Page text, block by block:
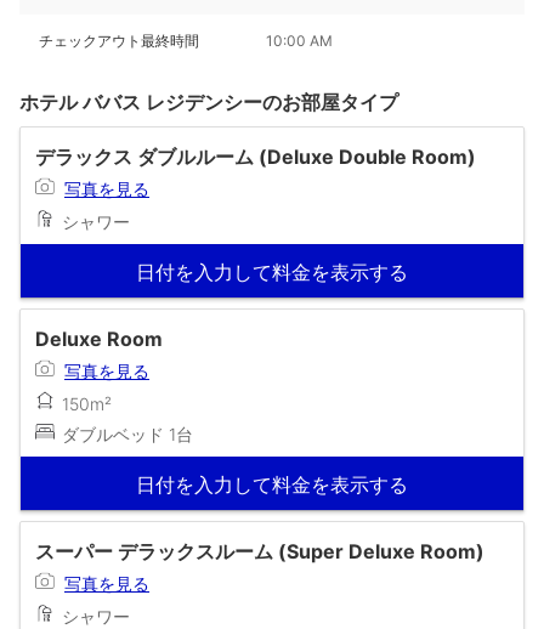
チェックアウト最終時間 10:00 AM
ホテル ババス レジデンシーのお部屋タイプ
デラックス ダブルルーム (Deluxe Double Room)
写真を見る
シャワー
日付を入力して料金を表示する
Deluxe Room
写真を見る
150m²
ダブルベッド 1台
日付を入力して料金を表示する
スーパー デラックスルーム (Super Deluxe Room)
写真を見る
シャワー